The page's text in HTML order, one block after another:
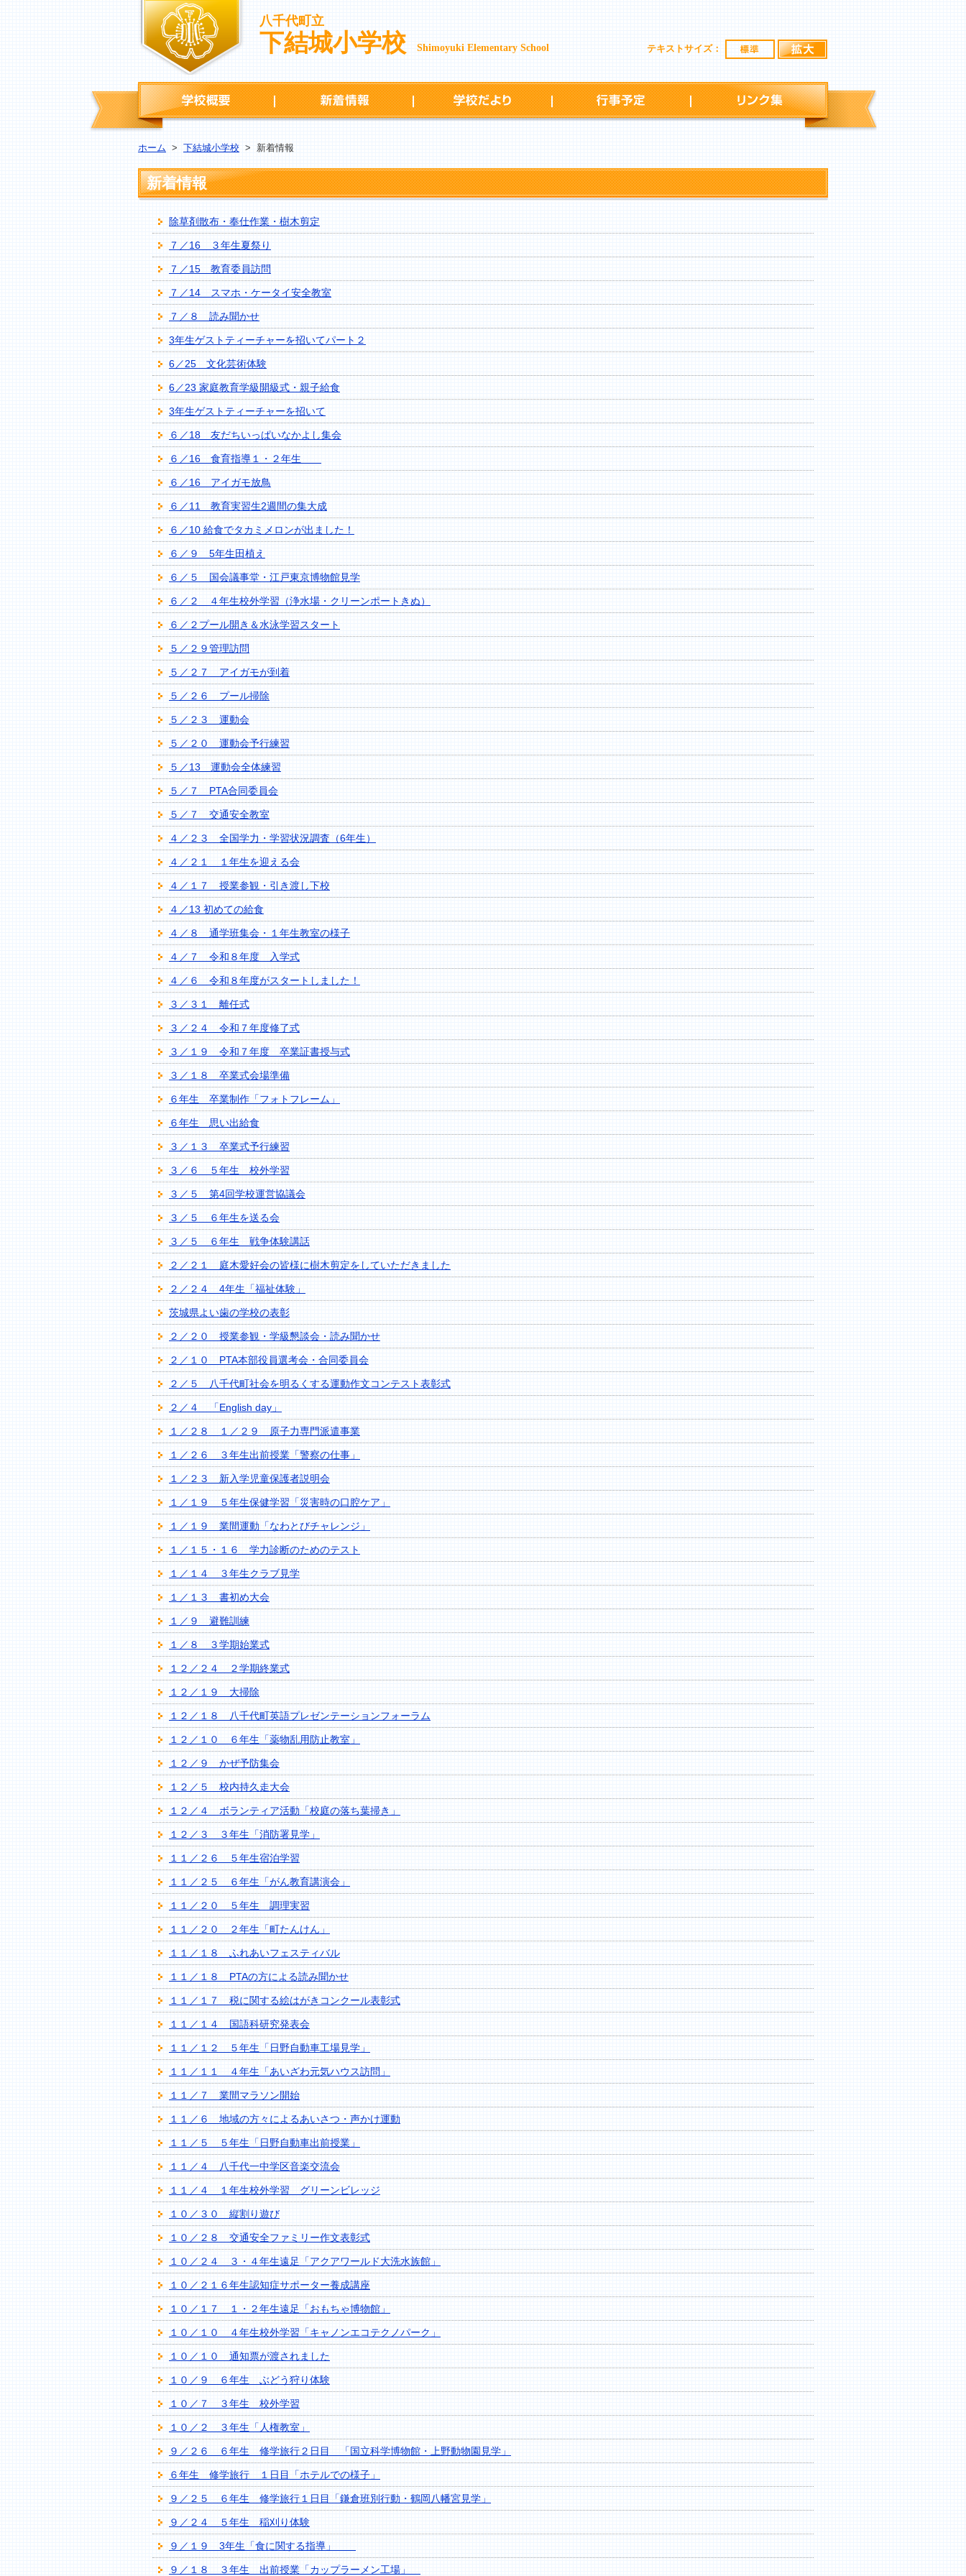
八千代町立
下結城小学校 Shimoyuki Elementary School テキストサイズ： 標準
学校概要 新着情報 学校だより 行事予定 リンク集
ホーム > 下結城小学校 > 新着情報
新着情報
除草剤散布・奉仕作業・樹木剪定
７／16 ３年生夏祭り
７／15 教育委員訪問
７／14 スマホ・ケータイ安全教室
７／８ 読み聞かせ
3年生ゲストティーチャーを招いてパート２
6／25 文化芸術体験
6／23 家庭教育学級開級式・親子給食
3年生ゲストティーチャーを招いて
６／18 友だちいっぱいなかよし集会
６／16 食育指導１・２年生
６／16 アイガモ放鳥
６／11 教育実習生2週間の集大成
６／10 給食でタカミメロンが出ました！
６／９ 5年生田植え
６／５ 国会議事堂・江戸東京博物館見学
６／２ ４年生校外学習（浄水場・クリーンポートきぬ）
６／２プール開き＆水泳学習スタート
５／２９管理訪問
５／２７ アイガモが到着
５／２６ プール掃除
５／２３ 運動会
５／２０ 運動会予行練習
５／13 運動会全体練習
５／７ PTA合同委員会
５／７ 交通安全教室
４／２３ 全国学力・学習状況調査（6年生）
４／２１ １年生を迎える会
４／１７ 授業参観・引き渡し下校
４／13 初めての給食
４／８ 通学班集会・１年生教室の様子
４／７ 令和８年度 入学式
４／６ 令和８年度がスタートしました！
３／３１ 離任式
３／２４ 令和７年度修了式
３／１９ 令和７年度 卒業証書授与式
３／１８ 卒業式会場準備
６年生 卒業制作「フォトフレーム」
６年生 思い出給食
３／１３ 卒業式予行練習
３／６ ５年生 校外学習
３／５ 第4回学校運営協議会
３／５ ６年生を送る会
３／５ ６年生 戦争体験講話
２／２１ 庭木愛好会の皆様に樹木剪定をしていただきました
２／２４ 4年生「福祉体験」
茨城県よい歯の学校の表彰
２／２０ 授業参観・学級懇談会・読み聞かせ
２／１０ PTA本部役員選考会・合同委員会
２／５ 八千代町社会を明るくする運動作文コンテスト表彰式
２／４ 「English day」
１／２８ １／２９ 原子力専門派遣事業
１／２６ ３年生出前授業「警察の仕事」
１／２３ 新入学児童保護者説明会
１／１９ ５年生保健学習「災害時の口腔ケア」
１／１９ 業間運動「なわとびチャレンジ」
１／１５・１６ 学力診断のためのテスト
１／１４ ３年生クラブ見学
１／１３ 書初め大会
１／９ 避難訓練
１／８ ３学期始業式
１２／２４ ２学期終業式
１２／１９ 大掃除
１２／１８ 八千代町英語プレゼンテーションフォーラム
１２／１０ ６年生「薬物乱用防止教室」
１２／９ かぜ予防集会
１２／５ 校内持久走大会
１２／４ ボランティア活動「校庭の落ち葉掃き」
１２／３ ３年生「消防署見学」
１１／２６ ５年生宿泊学習
１１／２５ ６年生「がん教育講演会」
１１／２０ ５年生 調理実習
１１／２０ ２年生「町たんけん」
１１／１８ ふれあいフェスティバル
１１／１８ PTAの方による読み聞かせ
１１／１７ 税に関する絵はがきコンクール表彰式
１１／１４ 国語科研究発表会
１１／１２ ５年生「日野自動車工場見学」
１１／１１ ４年生「あいざわ元気ハウス訪問」
１１／７ 業間マラソン開始
１１／６ 地域の方々によるあいさつ・声かけ運動
１１／５ ５年生「日野自動車出前授業」
１１／４ 八千代一中学区音楽交流会
１１／４ １年生校外学習 グリーンビレッジ
１０／３０ 縦割り遊び
１０／２８ 交通安全ファミリー作文表彰式
１０／２４ ３・４年生遠足「アクアワールド大洗水族館」
１０／２１６年生認知症サポーター養成講座
１０／１７ １・２年生遠足「おもちゃ博物館」
１０／１０ ４年生校外学習「キャノンエコテクノパーク」
１０／１０ 通知票が渡されました
１０／９ ６年生 ぶどう狩り体験
１０／７ ３年生 校外学習
１０／２ ３年生「人権教室」
９／２６ ６年生 修学旅行２日目 「国立科学博物館・上野動物園見学」
６年生 修学旅行 １日目「ホテルでの様子」
９／２５ ６年生 修学旅行１日目「鎌倉班別行動・鶴岡八幡宮見学」
９／２４ ５年生 稲刈り体験
９／１９ 3年生「食に関する指導」
９／１８ ３年生 出前授業「カップラーメン工場」